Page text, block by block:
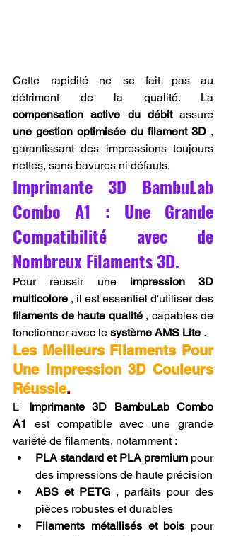
Cette rapidité ne se fait pas au
compensation active du débit
une gestion optimisée du filament 3D ,
garantissant des impressions toujours
nettes, sans bavures ni défauts.
Imprimante 3D BambuLab
Combo A1 : Une Grande
Compatibilité avec de
Nombreux Filaments 3D.
Pour réussir une impression 3D
multicolore
filaments de haute qualité , capables de
fonctionner avec le système AMS Lite .
Les Meilleurs Filaments Pour
Une Impression 3D Couleurs
Réussie.
L' Imprimante 3D BambuLab Combo
A1
est compatible avec une grande
variété de filaments, notamment :
PLA standard et PLA premium pour
des impressions de haute précision
ABS et PETG , parfaits pour des
pièces robustes et durables
Filaments métallisés et bois pour